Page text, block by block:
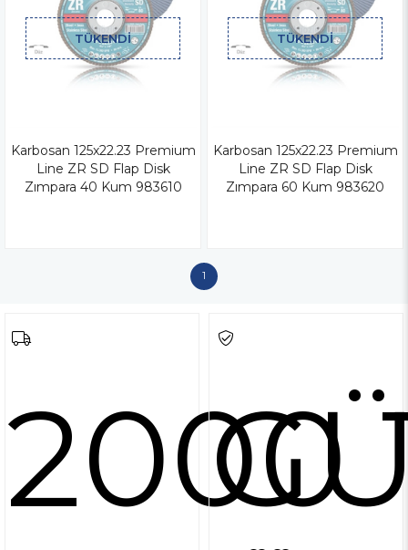
TÜKENDI
Karbosan 125x22.23 Premium
Line ZR SD Flap Disk
Zımpara 40 Kum 983610
TÜKENDI
Karbosan 125x22.23 Premium
Line ZR SD Flap Disk
Zımpara 60 Kum 983620
1
2000